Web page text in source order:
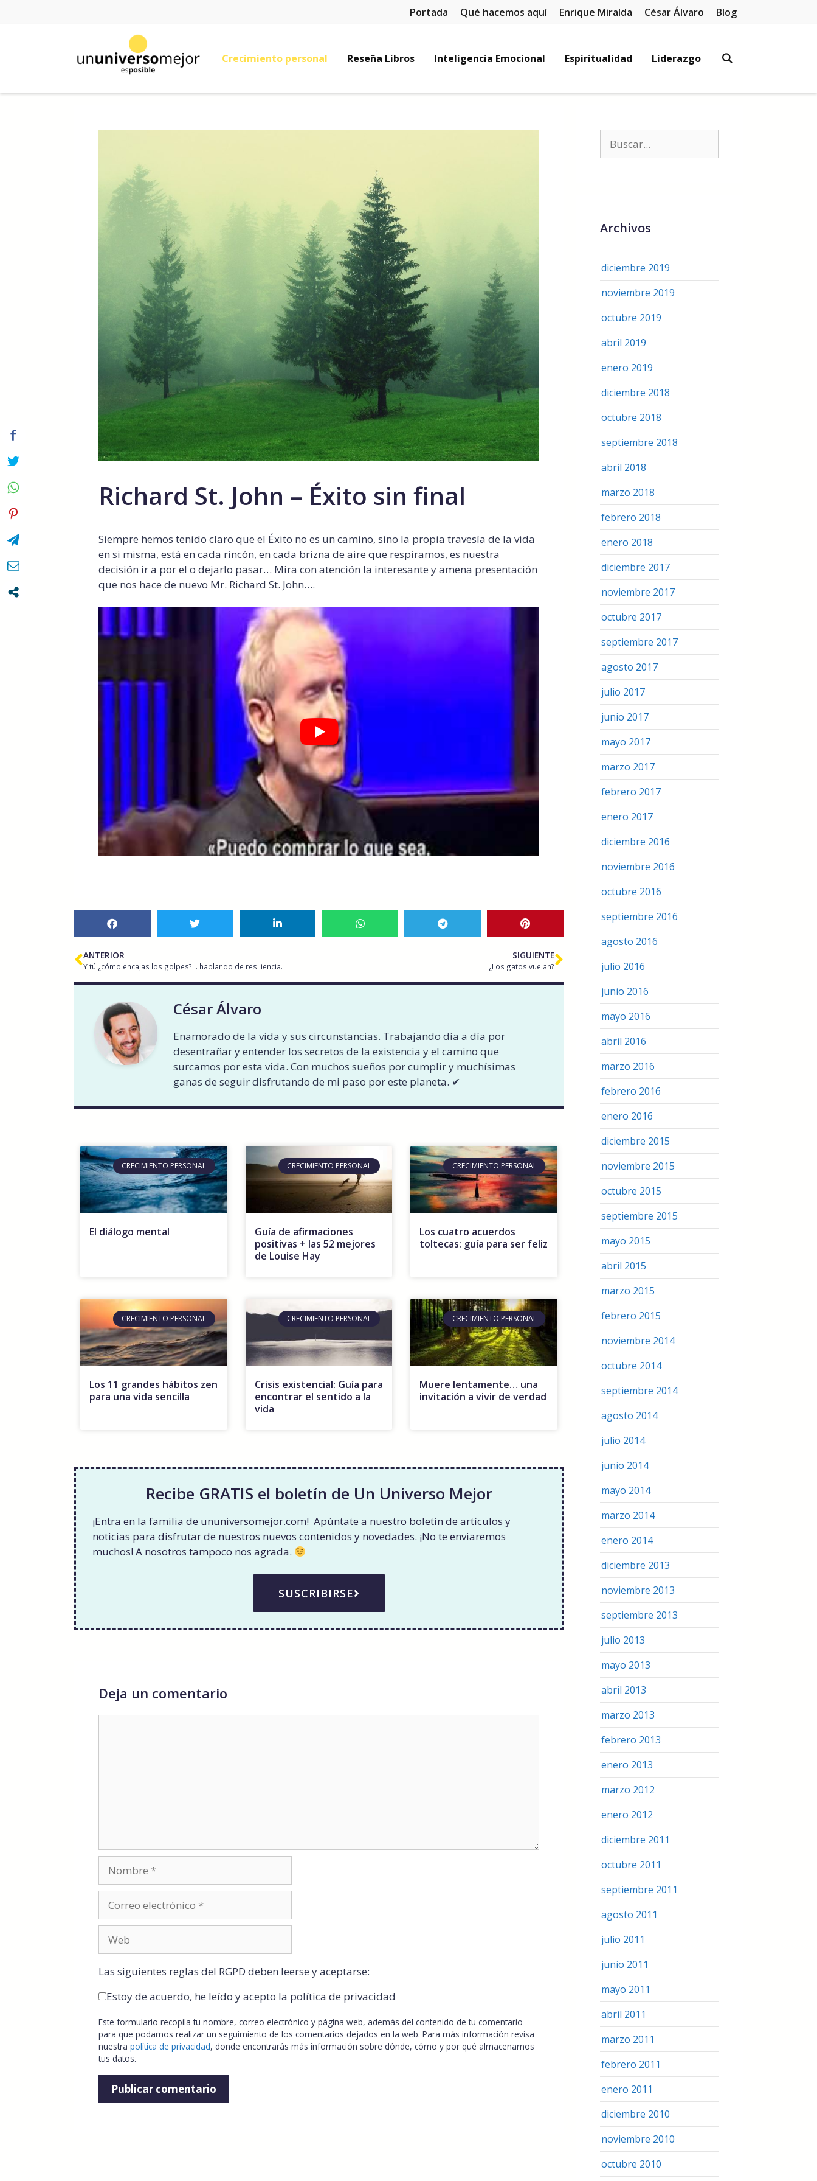
Portada Qué hacemos aquí Enrique Miralda César Álvaro Blog
Crecimiento personal Reseña Libros Inteligencia Emocional Espiritualidad Liderazgo
Richard St. John – Éxito sin final
Siempre hemos tenido claro que el Éxito no es un camino, sino la propia travesía de la vida
en si misma, está en cada rincón, en cada brizna de aire que respiramos, es nuestra
decisión ir a por el o dejarlo pasar… Mira con atención la interesante y amena presentación
que nos hace de nuevo Mr. Richard St. John….
ANTERIOR
Y tú ¿cómo encajas los golpes?… hablando de resiliencia.
SIGUIENTE
¿Los gatos vuelan?
César Álvaro
Enamorado de la vida y sus circunstancias. Trabajando día a día por
desentrañar y entender los secretos de la existencia y el camino que
surcamos por esta vida. Con muchos sueños por cumplir y muchísimas
ganas de seguir disfrutando de mi paso por este planeta. ✔︎
CRECIMIENTO PERSONAL
El diálogo mental
CRECIMIENTO PERSONAL
Guía de afirmaciones
positivas + las 52 mejores
de Louise Hay
CRECIMIENTO PERSONAL
Los cuatro acuerdos
toltecas: guía para ser feliz
CRECIMIENTO PERSONAL
Los 11 grandes hábitos zen
para una vida sencilla
CRECIMIENTO PERSONAL
Crisis existencial: Guía para
encontrar el sentido a la
vida
CRECIMIENTO PERSONAL
Muere lentamente… una
invitación a vivir de verdad
Recibe GRATIS el boletín de Un Universo Mejor
¡Entra en la familia de ununiversomejor.com! Apúntate a nuestro boletín de artículos y
noticias para disfrutar de nuestros nuevos contenidos y novedades. ¡No te enviaremos
muchos! A nosotros tampoco nos agrada.
SUSCRIBIRSE
Deja un comentario
Las siguientes reglas del RGPD deben leerse y aceptarse:
Estoy de acuerdo, he leído y acepto la política de privacidad
Este formulario recopila tu nombre, correo electrónico y página web, además del contenido de tu comentario
para que podamos realizar un seguimiento de los comentarios dejados en la web. Para más información revisa
nuestra política de privacidad, donde encontrarás más información sobre dónde, cómo y por qué almacenamos
tus datos.
Archivos
diciembre 2019
noviembre 2019
octubre 2019
abril 2019
enero 2019
diciembre 2018
octubre 2018
septiembre 2018
abril 2018
marzo 2018
febrero 2018
enero 2018
diciembre 2017
noviembre 2017
octubre 2017
septiembre 2017
agosto 2017
julio 2017
junio 2017
mayo 2017
marzo 2017
febrero 2017
enero 2017
diciembre 2016
noviembre 2016
octubre 2016
septiembre 2016
agosto 2016
julio 2016
junio 2016
mayo 2016
abril 2016
marzo 2016
febrero 2016
enero 2016
diciembre 2015
noviembre 2015
octubre 2015
septiembre 2015
mayo 2015
abril 2015
marzo 2015
febrero 2015
noviembre 2014
octubre 2014
septiembre 2014
agosto 2014
julio 2014
junio 2014
mayo 2014
marzo 2014
enero 2014
diciembre 2013
noviembre 2013
septiembre 2013
julio 2013
mayo 2013
abril 2013
marzo 2013
febrero 2013
enero 2013
marzo 2012
enero 2012
diciembre 2011
octubre 2011
septiembre 2011
agosto 2011
julio 2011
junio 2011
mayo 2011
abril 2011
marzo 2011
febrero 2011
enero 2011
diciembre 2010
noviembre 2010
octubre 2010